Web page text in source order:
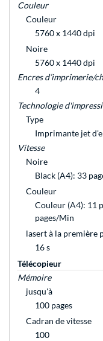
Couleur
Couleur
5760 x 1440 dpi
Noire
5760 x 1440 dpi
Encres d’imprimerie/
4
Technologie
Type
Imprimante jet
Vitesse
Noire
Black (A4): 33
Couleur
Couleur (A4): 11
pages/Min
lasert à la première
16 s
Télécopieur
Mémoire
jusqu'à
100 pages
Cadran de vitesse
100